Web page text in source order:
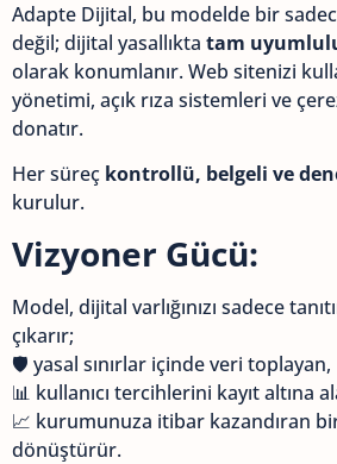
Adapte Dijital, bu modelde bir
değil; dijital yasallıkta tam
olarak konumlanır. Web sitenizi
yönetimi, açık rıza sistemleri ve
donatır.
Her süreç kontrollü, belgeli ve
kurulur.
Vizyoner Gücü:
Model, dijital varlığınızı sadece
çıkarır;
🛡️ yasal sınırlar içinde veri toplayan,
📊 kullanıcı tercihlerini kayıt altına
📈 kurumunuza itibar kazandıran
dönüştürür.